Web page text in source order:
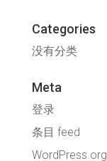
Categories
没有分类
Meta
登录
条目 feed
WordPress.org